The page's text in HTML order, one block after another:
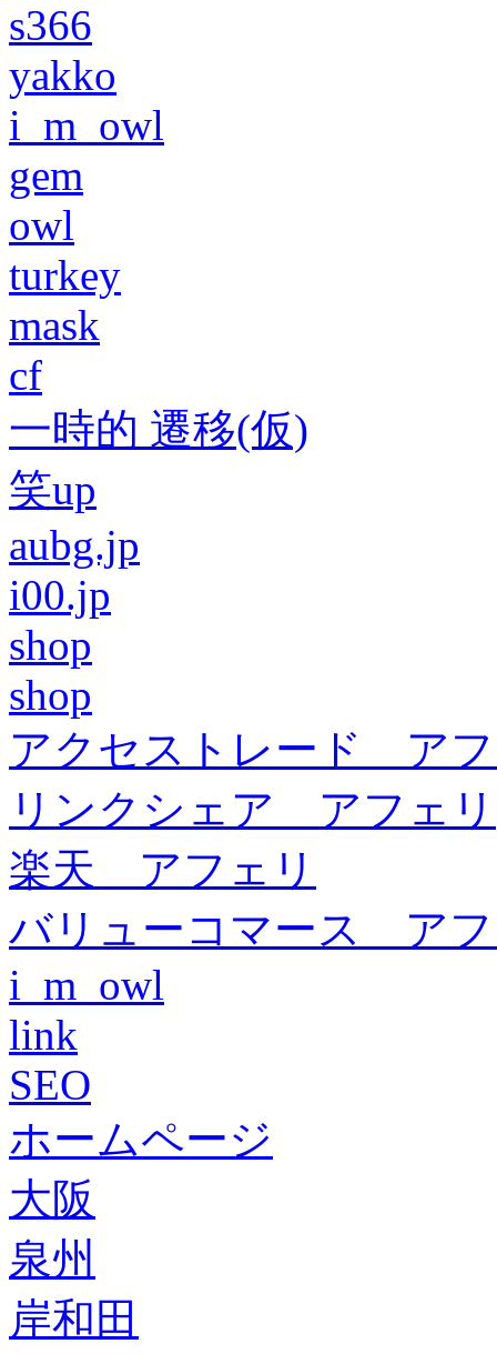
s366
yakko
i_m_owl
gem
owl
turkey
mask
cf
一時的 遷移(仮)
笑up
aubg.jp
i00.jp
shop
shop
アクセストレード ア
リンクシェア アフェリ
楽天 アフェリ
バリューコマース ア
i_m_owl
link
SEO
ホームページ
大阪
泉州
岸和田